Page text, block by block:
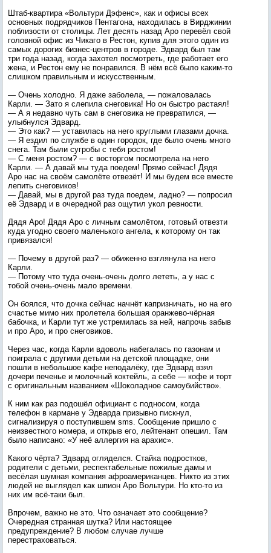
Штаб-квартира «Вольтури Дэфенс», как и офисы всех
основных подрядчиков Пентагона, находилась в Вирджинии
поблизости от столицы. Лет десять назад Аро перевёл свой
головной офис из Чикаго в Рестон, купив для этого один из
самых дорогих бизнес-центров в городе. Эдвард был там
три года назад, когда захотел посмотреть, где работает его
жена, и Рестон ему не понравился. В нём всё было каким-то
слишком правильным и искусственным.
— Очень холодно. Я даже заболела, — пожаловалась
Карли. — Зато я слепила снеговика! Но он быстро растаял!
— А я недавно чуть сам в снеговика не превратился, —
улыбнулся Эдвард.
— Это как? — уставилась на него круглыми глазами дочка.
— Я ездил по службе в один городок, где было очень много
снега. Там были сугробы с тебя ростом!
— С меня ростом? — с восторгом посмотрела на него
Карли. — А давай мы туда поедем! Прямо сейчас! Дядя
Аро нас на своём самолёте отвезёт! И мы будем все вместе
лепить снеговиков!
— Давай, мы в другой раз туда поедем, ладно? — попросил
её Эдвард и в очередной раз ощутил укол ревности.
Дядя Аро! Дядя Аро с личным самолётом, готовый отвезти
куда угодно своего маленького ангела, к которому он так
привязался!
— Почему в другой раз? — обиженно взглянула на него
Карли.
— Потому что туда очень-очень долго лететь, а у нас с
тобой очень-очень мало времени.
Он боялся, что дочка сейчас начнёт капризничать, но на его
счастье мимо них пролетела большая оранжево-чёрная
бабочка, и Карли тут же устремилась за ней, напрочь забыв
и про Аро, и про снеговиков.
Через час, когда Карли вдоволь набегалась по газонам и
поиграла с другими детьми на детской площадке, они
пошли в небольшое кафе неподалёку, где Эдвард взял
дочери печенье и молочный коктейль, а себе — кофе и торт
с оригинальным названием «Шоколадное самоубийство».
К ним как раз подошёл официант с подносом, когда
телефон в кармане у Эдварда призывно пискнул,
сигнализируя о поступившем sms. Сообщение пришло с
неизвестного номера, и открыв его, лейтенант опешил. Там
было написано: «У неё аллергия на арахис».
Какого чёрта? Эдвард огляделся. Стайка подростков,
родители с детьми, респектабельные пожилые дамы и
весёлая шумная компания афроамериканцев. Никто из этих
людей не выглядел как шпион Аро Вольтури. Но кто-то из
них им всё-таки был.
Впрочем, важно не это. Что означает это сообщение?
Очередная странная шутка? Или настоящее
предупреждение? В любом случае лучше
перестраховаться.